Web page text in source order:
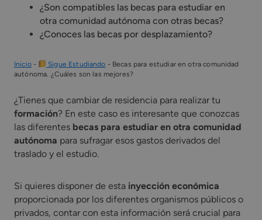
¿Son compatibles las becas para estudiar en
otra comunidad autónoma con otras becas?
¿Conoces las becas por desplazamiento?
Inicio- Sigue Estudiando - Becas para estudiar en otra comunidad
autónoma. ¿Cuáles son las mejores?
¿Tienes que cambiar de residencia para realizar tu
formación? En este caso es interesante que conozcas
las diferentes becas para estudiar en otra comunidad
autónoma para sufragar esos gastos derivados del
traslado y el estudio.
Si quieres disponer de esta inyección económica
proporcionada por los diferentes organismos públicos o
privados, contar con esta información será crucial para